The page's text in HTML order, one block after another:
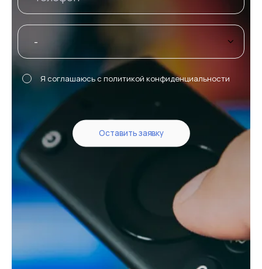
Я соглашаюсь с политикой конфиденциальности